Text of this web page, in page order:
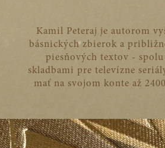
Kamil Peteraj je autorom
básnických zbierok a
piesňových textov - spolu
skladbami pre televízne
mať na svojom konte až